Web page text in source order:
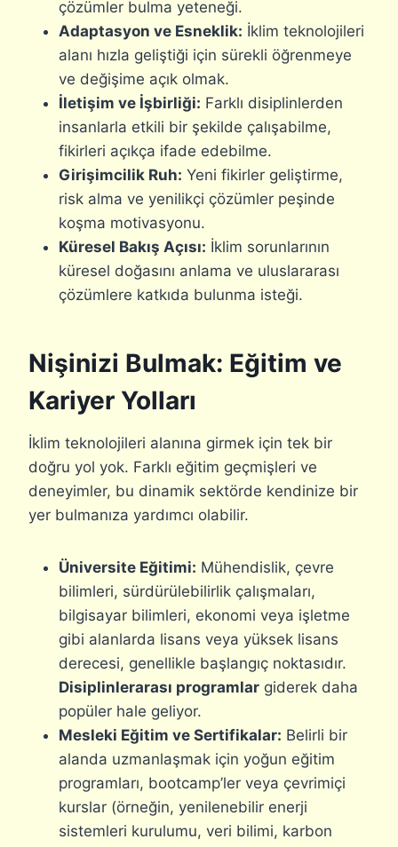
çözümler bulma yeteneği.
Adaptasyon ve Esneklik: İklim teknolojileri
alanı hızla geliştiği için sürekli öğrenmeye
ve değişime açık olmak.
İletişim ve İşbirliği: Farklı disiplinlerden
insanlarla etkili bir şekilde çalışabilme,
fikirleri açıkça ifade edebilme.
Girişimcilik Ruh: Yeni fikirler geliştirme,
risk alma ve yenilikçi çözümler peşinde
koşma motivasyonu.
Küresel Bakış Açısı: İklim sorunlarının
küresel doğasını anlama ve uluslararası
çözümlere katkıda bulunma isteği.
Nişinizi Bulmak: Eğitim ve
Kariyer Yolları
İklim teknolojileri alanına girmek için tek bir
doğru yol yok. Farklı eğitim geçmişleri ve
deneyimler, bu dinamik sektörde kendinize bir
yer bulmanıza yardımcı olabilir.
Üniversite Eğitimi: Mühendislik, çevre
bilimleri, sürdürülebilirlik çalışmaları,
bilgisayar bilimleri, ekonomi veya işletme
gibi alanlarda lisans veya yüksek lisans
derecesi, genellikle başlangıç noktasıdır.
Disiplinlerarası programlar giderek daha
popüler hale geliyor.
Mesleki Eğitim ve Sertifikalar: Belirli bir
alanda uzmanlaşmak için yoğun eğitim
programları, bootcamp’ler veya çevrimiçi
kurslar (örneğin, yenilenebilir enerji
sistemleri kurulumu, veri bilimi, karbon